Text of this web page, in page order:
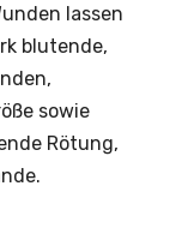
lassen
blutende,
sowie
Rötung,